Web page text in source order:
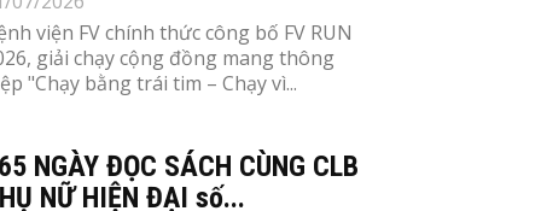
viện FV chính thức công bố FV RUN
giải chạy cộng đồng mang thông
"Chạy bằng trái tim – Chạy vì...
NGÀY ĐỌC SÁCH CÙNG CLB
NỮ HIỆN ĐẠI số...